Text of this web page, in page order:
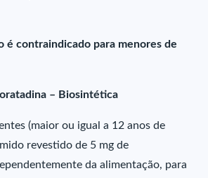
é contraindicado para menores de
– Biosintética
(maior ou igual a 12 anos de
revestido de 5 mg de
da alimentação, para